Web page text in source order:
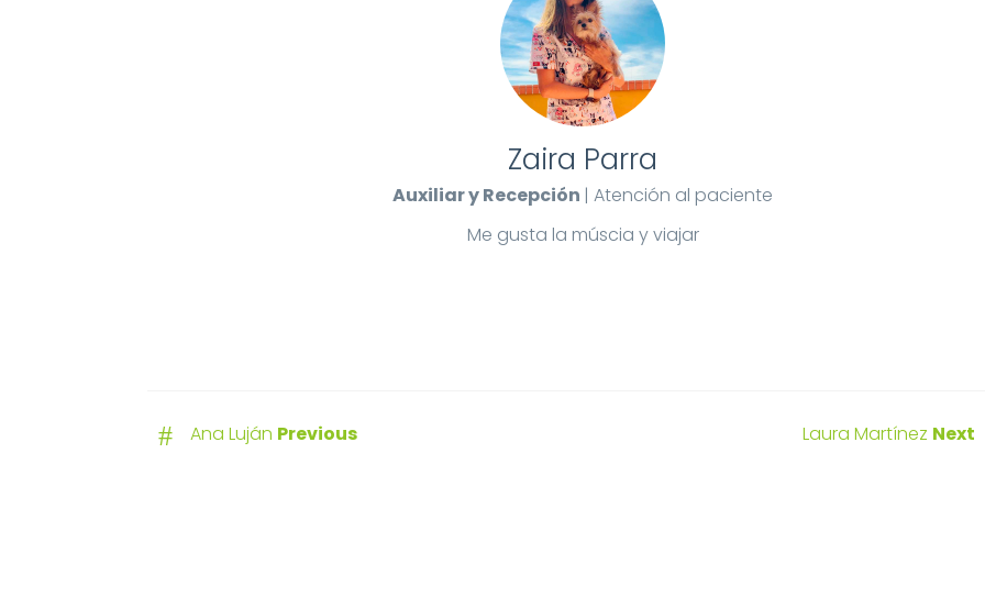
Zaira Parra
Auxiliar y Recepción | Atención al paciente
Me gusta la múscia y viajar
# Ana Luján Previous Laura Martínez Next